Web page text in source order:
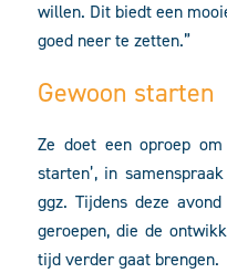
willen. Dit biedt een
goed neer te zetten.”
Gewoon starten
Ze doet een oproep
starten’, in
ggz. Tijdens deze
geroepen, die de
tijd verder gaat brengen.